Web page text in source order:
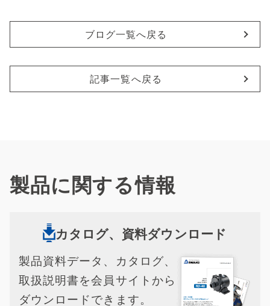
ブログ一覧へ戻る
記事一覧へ戻る
製品に関する情報
カタログ、資料ダウンロード
製品資料データ、カタログ、
取扱説明書を会員サイトから
ダウンロードできます。